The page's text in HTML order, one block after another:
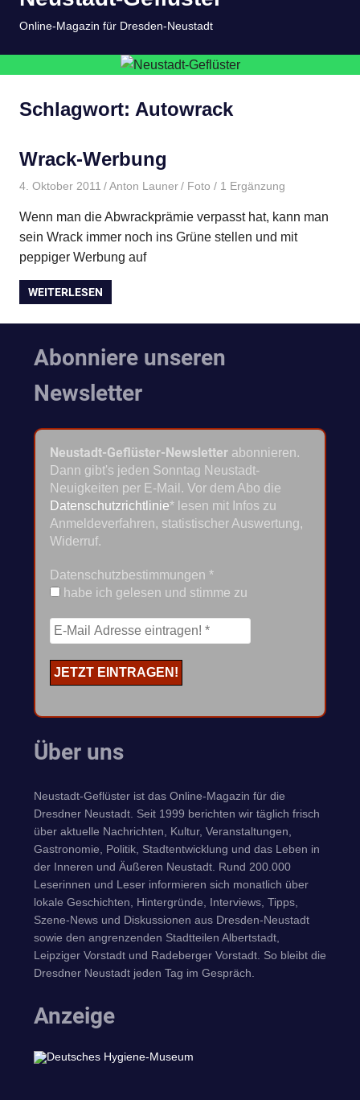
Online-Magazin für Dresden-Neustadt
Schlagwort: Autowrack
Wrack-Werbung
4. Oktober 2011 Anton Launer Foto / 1 Ergänzung
Wenn man die Abwrackprämie verpasst hat, kann man
sein Wrack immer noch ins Grüne stellen und mit
peppiger Werbung auf
WEITERLESEN
Abonniere unseren
Newsletter
Neustadt-Geflüster-Newsletter abonnieren.
Dann gibt's jeden Sonntag Neustadt-
Neuigkeiten per E-Mail. Vor dem Abo die
Datenschutzrichtlinie* lesen mit Infos zu
Anmeldeverfahren, statistischer Auswertung,
Widerruf.
Datenschutzbestimmungen *
habe ich gelesen und stimme zu
Über uns
Neustadt-Geflüster ist das Online-Magazin für die
Dresdner Neustadt. Seit 1999 berichten wir täglich frisch
über aktuelle Nachrichten, Kultur, Veranstaltungen,
Gastronomie, Politik, Stadtentwicklung und das Leben in
der Inneren und Äußeren Neustadt. Rund 200.000
Leserinnen und Leser informieren sich monatlich über
lokale Geschichten, Hintergründe, Interviews, Tipps,
Szene-News und Diskussionen aus Dresden-Neustadt
sowie den angrenzenden Stadtteilen Albertstadt,
Leipziger Vorstadt und Radeberger Vorstadt. So bleibt die
Dresdner Neustadt jeden Tag im Gespräch.
Anzeige